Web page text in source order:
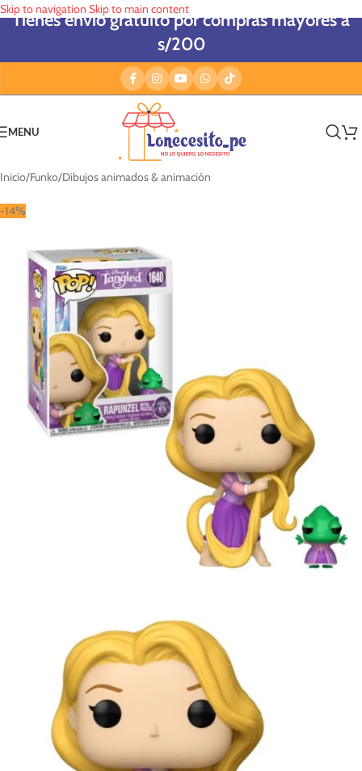
Skip to navigation Skip to main content
Tienes envío gratuito por compras mayores a
s/200
MENU
Inicio/Funko/Dibujos animados & animación
-14%